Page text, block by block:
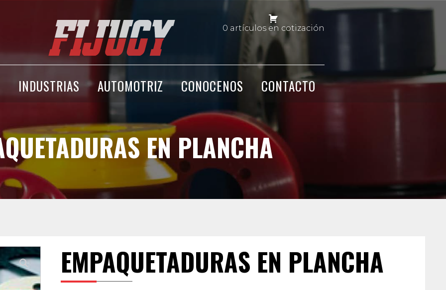
0 artículos en cotización
INDUSTRIAS AUTOMOTRIZ CONOCENOS CONTACTO
EN PLANCHA
EMPAQUETADURAS EN PLANCHA